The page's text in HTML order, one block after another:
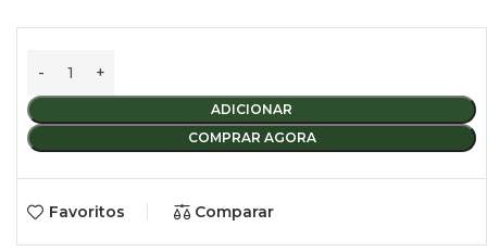
Cabo de 1 metro.
Saída de água 12 mm.
Peso 0,160 kg.
ADICIONAR
COMPRAR AGORA
Favoritos Comparar